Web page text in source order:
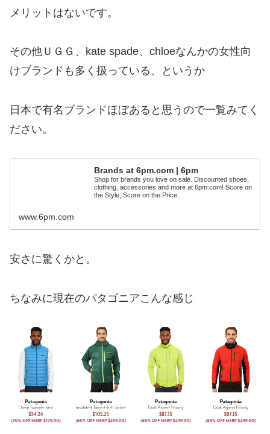
メリットはないです。
その他ＵＧＧ、kate spade、chloeなんかの女性向
けブランドも多く扱っている、というか
日本で有名ブランドほぼあると思うので一覧みてく
ださい。
Brands at 6pm.com | 6pm
Shop for brands you love on sale. Discounted shoes,
clothing, accessories and more at 6pm.com! Score on
the Style, Score on the Price.
www.6pm.com
安さに驚くかと。
ちなみに現在のパタゴニアこんな感じ